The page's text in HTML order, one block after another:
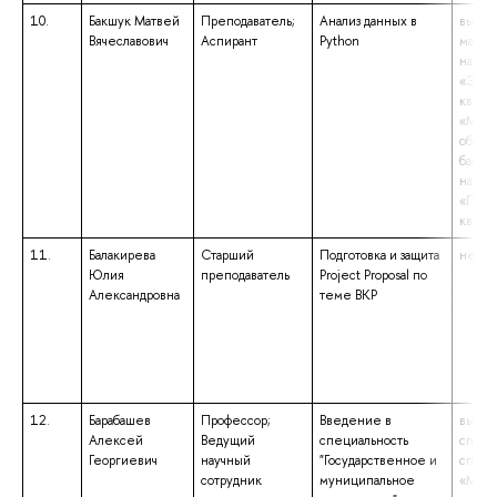
10.
Бакшук Матвей
Вячеславович
Преподаватель;
Аспирант
Анализ данных в
Python
11.
Балакирева
Юлия
Александровна
Старший
преподаватель
Подготовка и защита
Project Proposal по
теме ВКР
не
12.
Барабашев
Алексей
Георгиевич
Профессор;
Ведущий
научный
сотрудник
Введение в
специальность
"Государственное и
муниципальное